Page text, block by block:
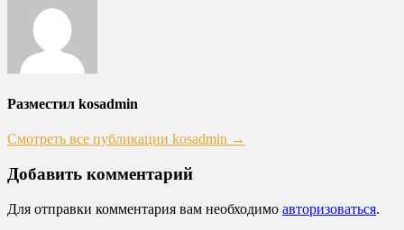
Разместил kosadmin
Смотреть все публикации kosadmin →
Добавить комментарий
Для отправки комментария вам необходимо авторизоваться.